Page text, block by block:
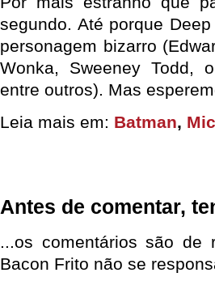
segundo. Até porque
personagem bizarro
Wonka, Sweeney Todd,
entre outros). Mas
Leia mais em: Batman,
Antes de comentar,
...os comentários são de
Bacon Frito não se